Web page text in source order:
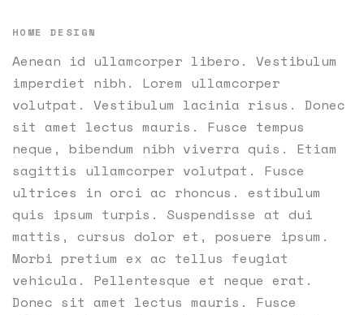
HOME DESIGN
Aenean id ullamcorper libero. Vestibulum
imperdiet nibh. Lorem ullamcorper
volutpat. Vestibulum lacinia risus. Donec
sit amet lectus mauris. Fusce tempus
neque, bibendum nibh viverra quis. Etiam
sagittis ullamcorper volutpat. Fusce
ultrices in orci ac rhoncus. estibulum
quis ipsum turpis. Suspendisse at dui
mattis, cursus dolor et, posuere ipsum.
Morbi pretium ex ac tellus feugiat
vehicula. Pellentesque et neque erat.
Donec sit amet lectus mauris. Fusce